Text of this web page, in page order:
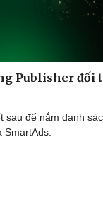
Publisher đối
sau để nắm danh